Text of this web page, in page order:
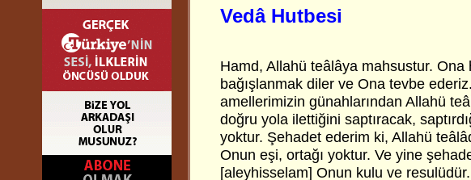
Vedâ Hutbesi
Hamd, Allahü teâlâya mahsustur. Ona
bağışlanmak diler ve Ona tevbe
amellerimizin günahlarından Allahü
doğru yola ilettiğini saptıracak,
yoktur. Şehadet ederim ki, Allahü
Onun eşi, ortağı yoktur. Ve yine
[aleyhisselam] Onun kulu ve resulüdür.